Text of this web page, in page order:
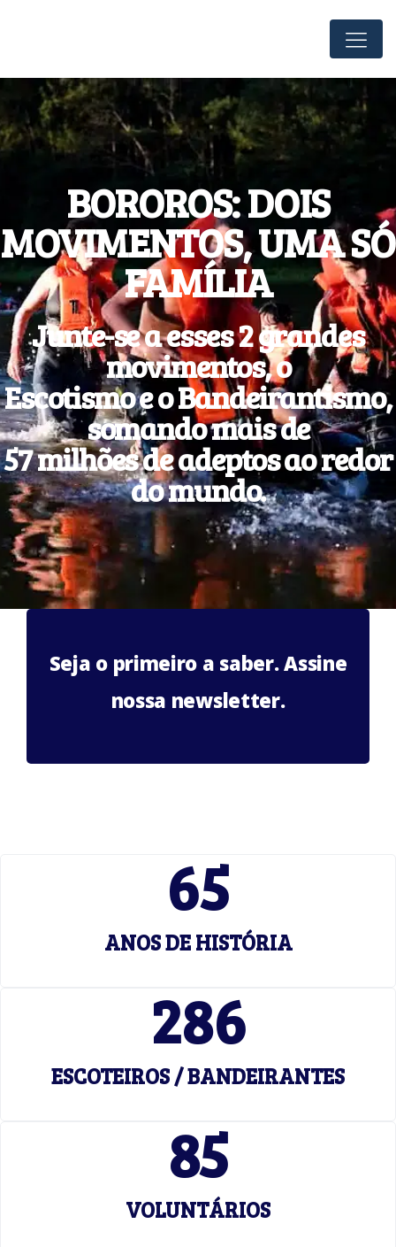
BOROROS: DOIS
MOVIMENTOS, UMA SÓ
FAMÍLIA
Junte-se a esses 2 grandes
movimentos, o
Escotismo e o Bandeirantismo,
somando mais de
57 milhões de adeptos ao redor
do mundo.
Seja o primeiro a saber. Assine
nossa newsletter.
ANOS DE HISTÓRIA
65
ESCOTEIROS / BANDEIRANTES
286
VOLUNTÁRIOS
85